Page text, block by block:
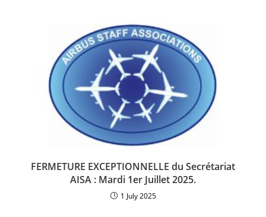
FERMETURE EXCEPTIONNELLE du Secrétariat
AISA : Mardi 1er Juillet 2025.
1 July 2025